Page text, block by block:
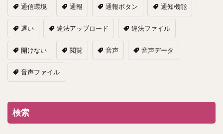
通信環境 通報 通報ボタン 通知機能
遅い 違法アップロード 違法ファイル
開けない 閲覧 音声 音声データ
音声ファイル
検索